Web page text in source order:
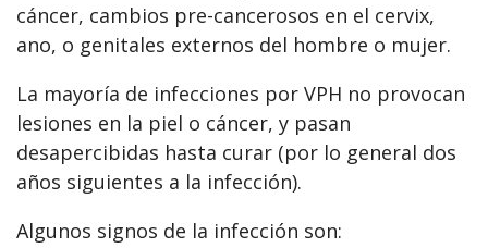
cáncer, cambios pre-cancerosos en el cervix,
ano, o genitales externos del hombre o mujer.
La mayoría de infecciones por VPH no provocan
lesiones en la piel o cáncer, y pasan
desapercibidas hasta curar (por lo general dos
años siguientes a la infección).
Algunos signos de la infección son: